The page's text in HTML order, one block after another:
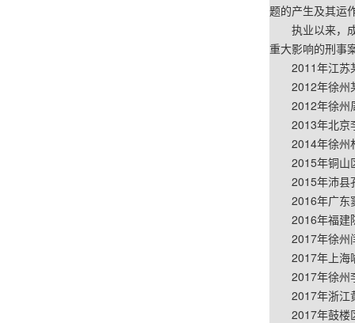
题的产生及其运
执业以来，
重大影响的刑事
2011年江苏
2012年徐州
2012年徐州
2013年北京
2014年徐州
2015年铜山
2015年沛县
2016年广东
2016年福建
2017年徐州
2017年上海
2017年徐州
2017年浙江
2017年鼓楼